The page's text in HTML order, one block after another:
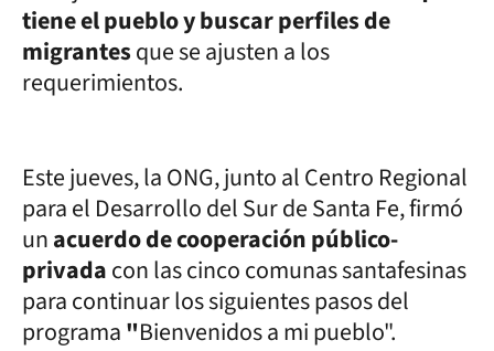
tiene el pueblo y buscar perfiles de
migrantesque se ajusten a los
requerimientos.
Este jueves, la ONG, junto al Centro Regional
para el Desarrollo del Sur de Santa Fe, firmó
unacuerdo de cooperación público-
privadacon las cinco comunas santafesinas
para continuar los siguientes pasos del
programa"Bienvenidos a mi pueblo".